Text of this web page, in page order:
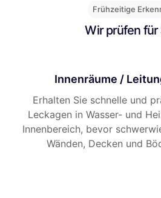
Frühzeitige
Wir prüfen für
Innenräume /
Erhalten Sie schnelle und
Leckagen in Wasser- und
Innenbereich, bevor
Wänden, Decken und